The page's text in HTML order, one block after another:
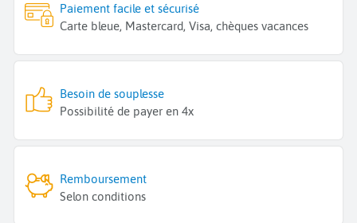
Paiement facile et sécurisé
Carte bleue, Mastercard, Visa, chèques vacances
Besoin de souplesse
Possibilité de payer en 4x
Remboursement
Selon conditions